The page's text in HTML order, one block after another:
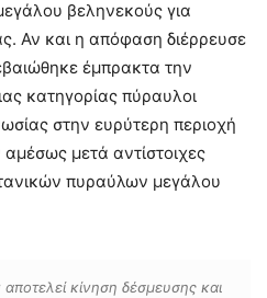
βεληνεκούς για
Αν και η απόφαση διέρρευσε
έμπρακτα την
κατηγορίας πύραυλοι
στην ευρύτερη περιοχή
μετά αντίστοιχες
πυραύλων μεγάλου
κίνηση δέσμευσης και